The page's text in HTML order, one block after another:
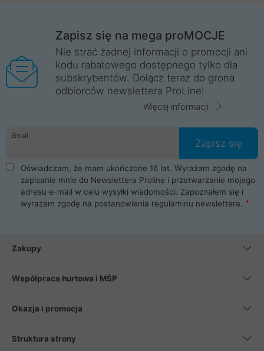
Zapisz się na mega proMOCJE
Nie strać żadnej informacji o promocji ani
kodu rabatowego dostępnego tylko dla
subskrybentów. Dołącz teraz do grona
odbiorców newslettera ProLine!
Więcej informacji
Email
Zapisz się
Oświadczam, że mam ukończone 16 lat. Wyrażam zgodę na
zapisanie mnie do Newslettera Proline i przetwarzanie mojego
adresu e-mail w celu wysyłki wiadomości. Zapoznałem się i
wyrażam zgodę na postanowienia regulaminu newslettera.
Zakupy
Współpraca hurtowa i MŚP
Okazja i promocja
Struktura strony